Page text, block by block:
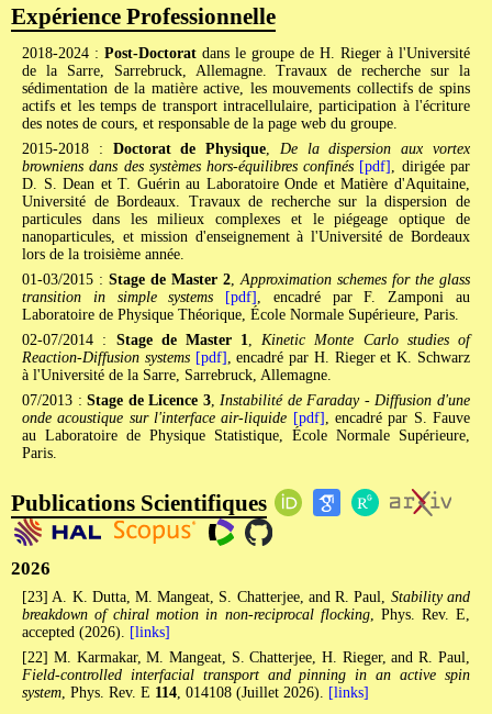
Expérience Professionnelle
2018-2024 :Post-Doctorat dans le groupe de H. Rieger à l'Université
de la Sarre, Sarrebruck, Allemagne. Travaux de recherche sur la
sédimentation de la matière active, les mouvements collectifs de spins
actifs et les temps de transport intracellulaire, participation à l'écriture
des notes de cours, et responsable de la page web du groupe.
2015-2018 : Doctorat de Physique, De la dispersion aux vortex
browniens dans des systèmes hors-équilibres confinés [pdf] , dirigée par
D. S. Dean et T. Guérin au Laboratoire Onde et Matière d'Aquitaine,
Université de Bordeaux. Travaux de recherche sur la dispersion de
particules dans les milieux complexes et le piégeage optique de
nanoparticules, et mission d'enseignement à l'Université de Bordeaux
lors de la troisième année.
01-03/2015 :Stage de Master 2,Approximation schemes for the glass
transition in simple systems
[pdf] , encadré par F. Zamponi au
Laboratoire de Physique Théorique, École Normale Supérieure, Paris.
02-07/2014 : Stage de Master 1,Kinetic Monte Carlo studies of
Reaction-Diffusion systems [pdf] , encadré par H. Rieger et K. Schwarz
à l'Université de la Sarre, Sarrebruck, Allemagne.
07/2013 :Stage de Licence 3,Instabilité de Faraday - Diffusion d'une
onde acoustique sur l'interface air-liquide [pdf] , encadré par S. Fauve
au Laboratoire de Physique Statistique, École Normale Supérieure,
Paris.
Publications Scientifiques
2026
[23] A. K. Dutta, M. Mangeat, S. Chatterjee, and R. Paul, Stability and
breakdown of chiral motion in non-reciprocal flocking, Phys. Rev. E,
accepted (2026). [links]
[22] M. Karmakar, M. Mangeat, S. Chatterjee, H. Rieger, and R. Paul,
Field‐controlled interfacial transport and pinning in an active spin
system, Phys. Rev. E 114, 014108 (Juillet 2026). [links]